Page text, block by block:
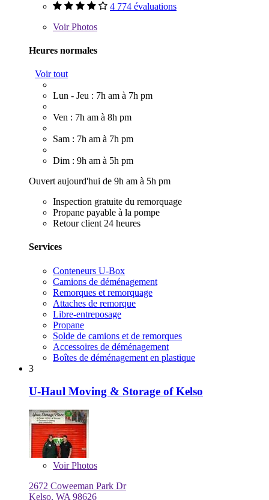
4 774 évaluations
VoirPhotos
Heures normales
Voir tout
Lun - Jeu : 7h am à 7h pm
Ven : 7h am à 8h pm
Sam : 7h am à 7h pm
Dim : 9h am à 5h pm
Ouvert aujourd'hui de 9h am à 5h pm
Inspection gratuite du remorquage
Propane payable à la pompe
Retour client 24 heures
Services
Conteneurs U-Box
Camions de déménagement
Remorques et remorquage
Attaches de remorque
Libre-entreposage
Propane
Solde de camions et de remorques
Accessoires de déménagement
Boîtes de déménagement en plastique
3
U-Haul Moving & Storage of Kelso
VoirPhotos
2672 Coweeman Park Dr
Kelso, WA 98626